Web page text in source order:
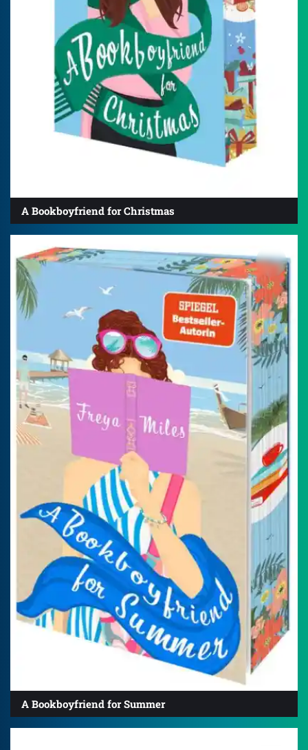
A Bookboyfriend for Christmas
A Bookboyfriend for Summer